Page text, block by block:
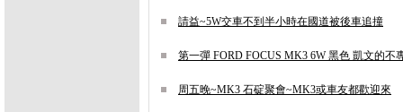
請益~5W交車不到半小時在國道被後車追撞
第一彈 FORD FOCUS MK3 6W 黑色 凱文的不
周五晚~MK3 石碇聚會~MK3或車友都歡迎來